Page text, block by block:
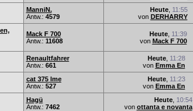
ManniN.
Antw.: 4579
Heute, 11:55
von DERHARRY
Mack F 700
Antw.: 11608
Heute, 11:39
von Mack F 700
Renaultfahrer
Antw.: 661
Heute, 11:28
von Emma En
cat 375 lme
Antw.: 527
Heute, 11:23
von Emma En
Hagü
Antw.: 7462
Heute, 10:54
von ottanta e novanta